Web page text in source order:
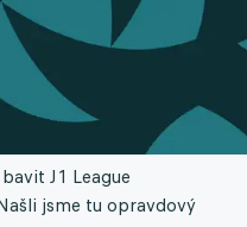
J1 League
jsme tu opravdový